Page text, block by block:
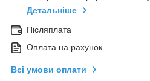
Детальніше
Післяплата
Оплата на рахунок
Всі умови оплати